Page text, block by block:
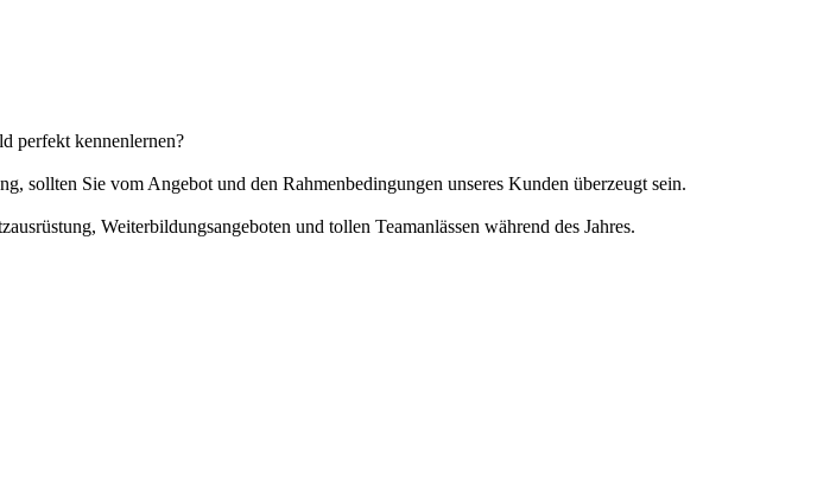
perfekt kennenlernen?
sollten Sie vom Angebot und den Rahmenbedingungen unseres Kunden überzeugt sein.
Weiterbildungsangeboten und tollen Teamanlässen während des Jahres.